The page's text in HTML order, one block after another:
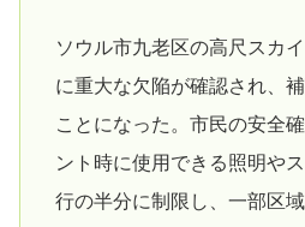
ソウル市九老区の高尺スカ
に重大な欠陥が確認され、
ことになった。市民の安全
ント時に使用できる照明や
行の半分に制限し、一部区